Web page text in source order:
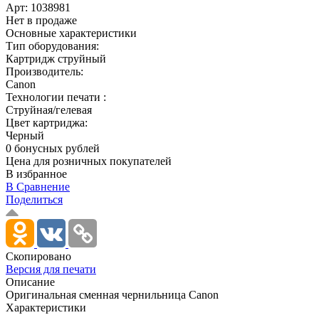
Арт: 1038981
Нет в продаже
Основные характеристики
Тип оборудования:
Картридж струйный
Производитель:
Canon
Технологии печати :
Струйная/гелевая
Цвет картриджа:
Черный
0 бонусных рублей
Цена для розничных покупателей
В избранное
В Сравнение
Поделиться
Скопировано
Версия для печати
Описание
Оригинальная сменная чернильница Canon
Характеристики